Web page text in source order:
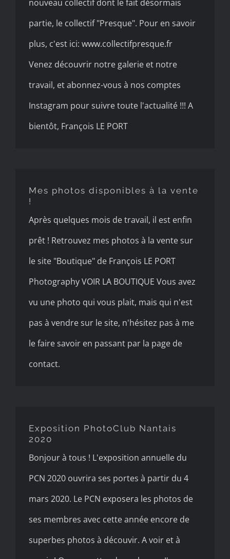
nouveau collectif dont le fait désormais
partie, le collectif "Presque". Pour en savoir
plus, c'est ici: www.collectifpresque.fr
Venez découvrir notre galerie et notre
travail, et abonnez-vous à nos comptes
Instagram pour suivre toute l'actualité !!! A
bientôt, François LE PORT
Mes photos disponibles à la vente
!
Après quelques mois de travail, il est enfin
prêt ! Retrouvez mes photos à la vente sur
le site "Boutique" de François LE PORT
Photography VOIR LA BOUTIQUE Vous avez
vu une photo qui vous plait, mais qui n'est
pas à vendre sur le site, n'hésitez pas à me
le faire savoir en passant par la page de
contact.
Exposition PhotoClub Nantais
2020
Bonjour à tous ! L'exposition annuelle du
PCN 2020 ouvrira ses portes à partir du 4
mars 2020. Le PCN exposera les photos de
ses membres avec cette année encore de
superbes photos à découvir. A voir et à